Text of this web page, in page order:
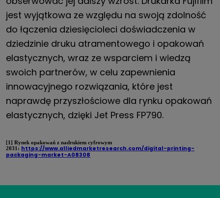
jest wyjątkowa ze względu na swoją zdolność
do łączenia dziesięcioleci doświadczenia w
dziedzinie druku atramentowego i opakowań
elastycznych, wraz ze wsparciem i wiedzą
swoich partnerów, w celu zapewnienia
innowacyjnego rozwiązania, które jest
naprawdę przyszłościowe dla rynku opakowań
elastycznych, dzięki Jet Press FP790.
[1] Rynek opakowań z nadrukiem cyfrowym
2031: https://www.alliedmarketresearch.com/digital-printing-
packaging-market-A08308